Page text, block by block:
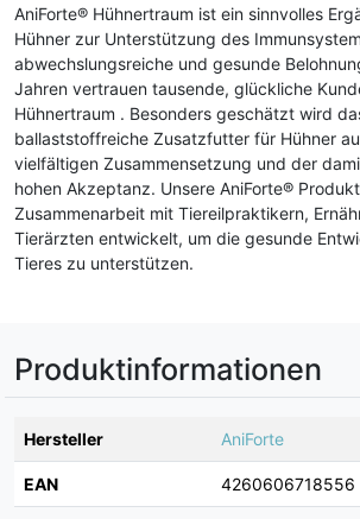
AniForte® Hühnertraum ist ein sinnvolles
Hühner zur Unterstützung des
abwechslungsreiche und gesunde
Jahren vertrauen tausende, glückliche
Hühnertraum . Besonders geschätzt wird
ballaststoffreiche Zusatzfutter für Hühner
vielfältigen Zusammensetzung und der
hohen Akzeptanz. Unsere AniForte®
Zusammenarbeit mit Tiereilpraktikern,
Tierärzten entwickelt, um die gesunde
Tieres zu unterstützen.
Produktinformationen
Hersteller AniForte
EAN 4260606718556